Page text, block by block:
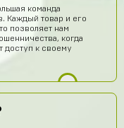
команда
Каждый товар и его
позволяет нам
когда
доступ к своему